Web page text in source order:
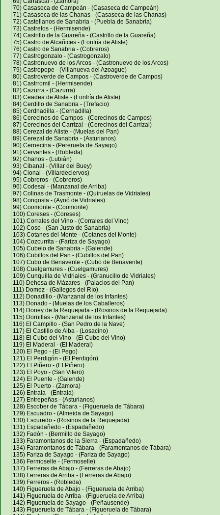
70) Casaseca de Campeán - (Casaseca de Campeán)
71) Casaseca de las Chanas - (Casaseca de las Chanas)
72) Castellanos de Sanabria - (Puebla de Sanabria)
73) Castrelos - (Hermisende)
74) Castrillo de la Guareña - (Castrillo de la Guareña)
75) Castro de Alcañices - (Fonfría de Aliste)
76) Castro de Sanabria - (Cobreros)
77) Castrogonzalo - (Castrogonzalo)
78) Castronuevo de los Arcos - (Castronuevo de los Arcos)
79) Castropepe - (Villanueva del Azoague)
80) Castroverde de Campos - (Castroverde de Campos)
81) Castrromil - (Hermisende)
82) Cazurra - (Cazurra)
83) Ceadea de Aliste - (Fonfría de Aliste)
84) Cerdillo de Sanabria - (Trefacio)
85) Cerdnadilla - (Cernadilla)
86) Cerecinos de Campos - (Cerecinos de Campos)
87) Cerecinos del Carrizal - (Cerecinos del Carrizal)
88) Cerezal de Aliste - (Muelas del Pan)
89) Cerezal de Sanabria - (Asturianos)
90) Cernecina - (Pereruela de Sayago)
91) Cervantes - (Robleda)
92) Chanos - (Lubián)
93) Cibanal - (Villar del Buey)
94) Cional - (Villardeciervos)
95) Cobreros - (Cobreros)
96) Codesal - (Manzanal de Arriba)
97) Colinas de Trasmonte - (Quiruelas de Vidriales)
98) Congosta - (Ayoó de Vidriales)
99) Coomonte - (Coomonte)
100) Coreses - (Coreses)
101) Corrales del Vino - (Corrales del Vino)
102) Coso - (San Justo de Sanabria)
103) Cotanes del Monte - (Cotanes del Monte)
104) Cozcurrita - (Fariza de Sayago)
105) Cubelo de Sanabria - (Galende)
106) Cubillos del Pan - (Cubillos del Pan)
107) Cubo de Benavente - (Cubo de Benavente)
108) Cuelgamures - (Cuelgamures)
109) Cunquilla de Vidriales - (Granucillo de Vidriales)
110) Dehesa de Mázares - (Palacios del Pan)
111) Domez - (Gallegos del Río)
112) Donadillo - (Manzanal de los Infantes)
113) Donado - (Muelas de los Caballeros)
114) Doney de la Requejada - (Rosinos de la Requejada)
115) Dornillas - (Manzanal de los Infantes)
116) El Campillo - (San Pedro de la Nave)
117) El Castillo de Alba - (Losacino)
118) El Cubo del Vino - (El Cubo del Vino)
119) El Maderal - (El Maderal)
120) El Pego - (El Pego)
121) El Perdigón - (El Perdigón)
122) El Piñero - (El Piñero)
123) El Poyo - (San Vitero)
124) El Puente - (Galende)
125) El Puerto - (Zamora)
126) Entrala - (Entrala)
127) Entrepeñas - (Asturianos)
128) Escober de Tábara - (Figueruela de Tábara)
129) Escuadro - (Almeida de Sayago)
130) Escuredo - (Rosinos de la Requejada)
131) Espadañedo - (Espadañedo)
132) Fadón - (Bermillo de Sayago)
133) Faramontanos de la Sierra - (Espadañedo)
134) Faramontanos de Tábara - (Faramontanos de Tábara)
135) Fariza de Sayago - (Fariza de Sayago)
136) Fermoselle - (Fermoselle)
137) Ferreras de Abajo - (Ferreras de Abajo)
138) Ferreras de Arriba - (Ferreras de Abajo)
139) Ferreros - (Robleda)
140) Figueruela de Abajo - (Figueruela de Arriba)
141) Figueruela de Arriba - (Figueruela de Arriba)
142) Figueruela de Sayago - (Peñausende)
143) Figueruela de Tábara - (Figueruela de Tábara)